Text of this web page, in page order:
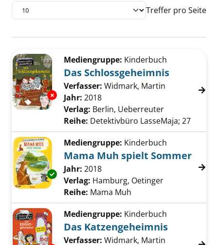
Treffer pro Seite
Zu den Suchfiltern springen
Exemplar-Details von Das Schlossgeheimnis
Mediengruppe: Kinderbuch
Das Schlossgeheimnis
Verfasser: Widmark, Martin Suche nach
Jahr: 2018
Verlag: Berlin, Ueberreuter
Reihe: Detektivbüro LasseMaja; 27
Exemplar-Details von Mama Muh spielt
Mediengruppe: Kinderbuch
Mama Muh spielt Sommer
Suche nach diesem Verfasser
Jahr: 2018
Verlag: Hamburg, Oetinger
Reihe: Mama Muh
Mediengruppe: Kinderbuch
Das Katzengeheimnis
Verfasser: Widmark, Martin Suche nach